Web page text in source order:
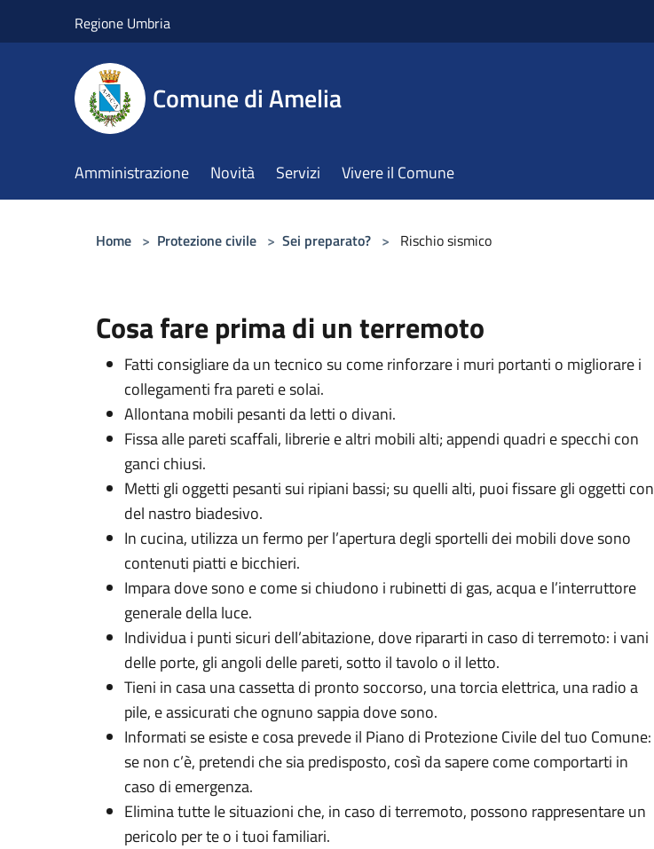
Regione Umbria
Comune di Amelia
Amministrazione Novità Servizi Vivere il Comune
Home > Protezione civile > Sei preparato? > Rischio sismico
Cosa fare prima di un terremoto
Fatti consigliare da un tecnico su come rinforzare i muri portanti o migliorare i
collegamenti fra pareti e solai.
Allontana mobili pesanti da letti o divani.
Fissa alle pareti scaffali, librerie e altri mobili alti; appendi quadri e specchi con
ganci chiusi.
Metti gli oggetti pesanti sui ripiani bassi; su quelli alti, puoi fissare gli oggetti con
del nastro biadesivo.
In cucina, utilizza un fermo per l’apertura degli sportelli dei mobili dove sono
contenuti piatti e bicchieri.
Impara dove sono e come si chiudono i rubinetti di gas, acqua e l’interruttore
generale della luce.
Individua i punti sicuri dell’abitazione, dove ripararti in caso di terremoto: i vani
delle porte, gli angoli delle pareti, sotto il tavolo o il letto.
Tieni in casa una cassetta di pronto soccorso, una torcia elettrica, una radio a
pile, e assicurati che ognuno sappia dove sono.
Informati se esiste e cosa prevede il Piano di Protezione Civile del tuo Comune:
se non c’è, pretendi che sia predisposto, così da sapere come comportarti in
caso di emergenza.
Elimina tutte le situazioni che, in caso di terremoto, possono rappresentare un
pericolo per te o i tuoi familiari.